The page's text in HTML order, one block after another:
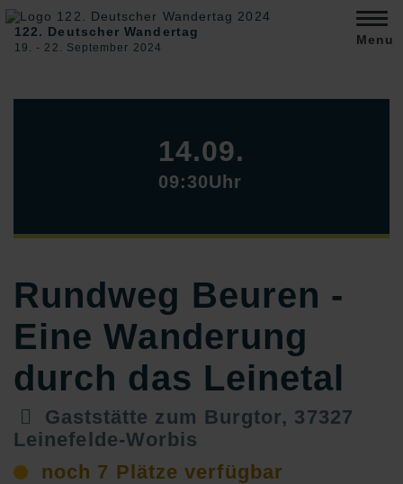
122. Deutscher Wandertag
19. ‐ 22. September 2024
Menu
14.09.
09:30Uhr
Rundweg Beuren -
Eine Wanderung
durch das Leinetal
Gaststätte zum Burgtor, 37327
Leinefelde-Worbis
noch 7 Plätze verfügbar